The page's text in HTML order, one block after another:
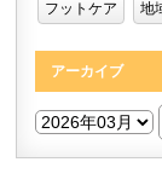
フットケア 地
アーカイブ